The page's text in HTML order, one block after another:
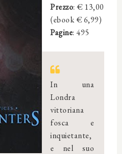
Prezzo: € 13,00
(ebook € 6,99)
Pagine: 495
In una
Londra
vittoriana
fosca e
inquietante,
e nel suo